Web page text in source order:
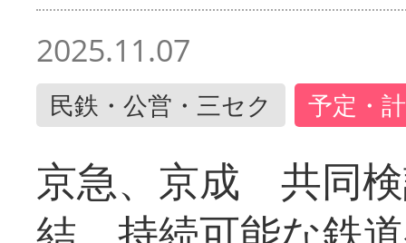
2025.11.07
民鉄・公営・三セク 予定・
京急、京成 共同